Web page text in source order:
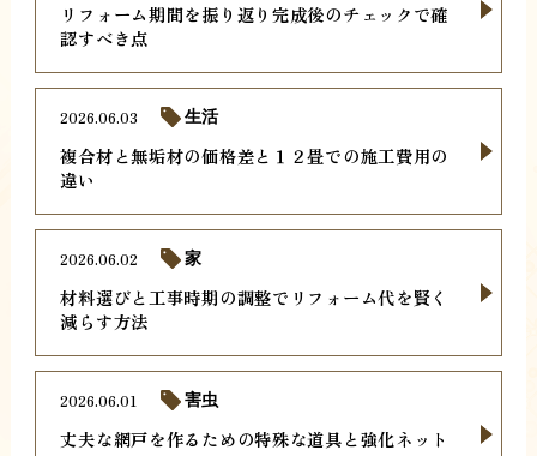
リフォーム期間を振り返り完成後のチェックで確
認すべき点
複合材と無垢材の価格差と１２畳での施工費用の
違い
2026.06.03 生活
材料選びと工事時期の調整でリフォーム代を賢く
減らす方法
2026.06.02 家
丈夫な網戸を作るための特殊な道具と強化ネット
2026.06.01 害虫